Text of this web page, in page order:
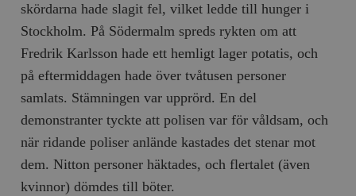
skördarna hade slagit fel, vilket ledde till hunger i
Stockholm. På Södermalm spreds rykten om att
Fredrik Karlsson hade ett hemligt lager potatis, och
på eftermiddagen hade över tvåtusen personer
samlats. Stämningen var upprörd. En del
demonstranter tyckte att polisen var för våldsam, och
när ridande poliser anlände kastades det stenar mot
dem. Nitton personer häktades, och flertalet (även
kvinnor) dömdes till böter.